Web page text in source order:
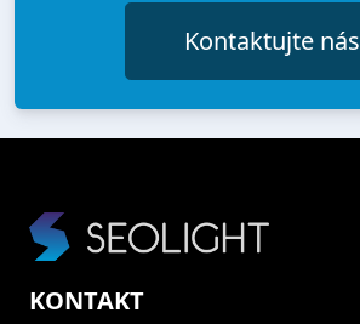
Kontaktujte nás
KONTAKT